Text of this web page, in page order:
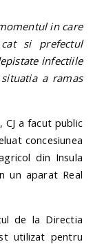
in care
cat si prefectul
infectiile
a ramas
a facut public
concesiunea
din Insula
un aparat Real
de la Directia
utilizat pentru